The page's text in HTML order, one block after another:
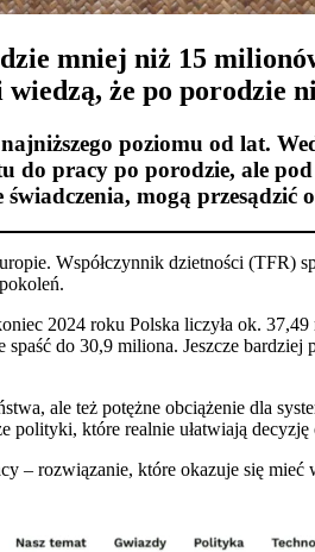
mniej niż 15
że po porodzie
poziomu od lat.
pracy po porodzie, ale
mogą przesądzić
Współczynnik dzietności (TFR)
2024 roku Polska liczyła ok.
do 30,9 miliona. Jeszcze
ale też potężne obciążenie dla
polityki, które realnie ułatwiają decyzję
– rozwiązanie, które okazuje się